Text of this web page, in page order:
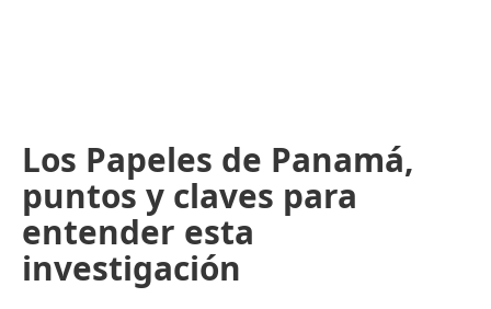
Los Papeles de Panamá,
puntos y claves para
entender esta
investigación